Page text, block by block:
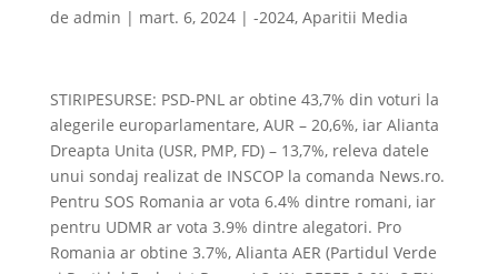
de admin | mart. 6, 2024| -2024, Aparitii Media
STIRIPESURSE: PSD-PNL ar obtine 43,7% din voturi la
alegerile europarlamentare, AUR – 20,6%, iar Alianta
Dreapta Unita (USR, PMP, FD) – 13,7%, releva datele
unui sondaj realizat de INSCOP la comanda News.ro.
Pentru SOS Romania ar vota 6.4% dintre romani, iar
pentru UDMR ar vota 3.9% dintre alegatori. Pro
Romania ar obtine 3.7%, Alianta AER (Partidul Verde